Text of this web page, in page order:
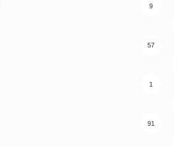
9
57
1
91